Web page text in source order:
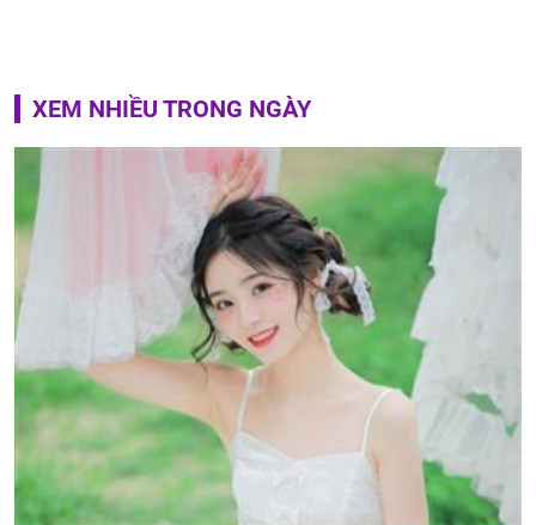
XEM NHIỀU TRONG NGÀY